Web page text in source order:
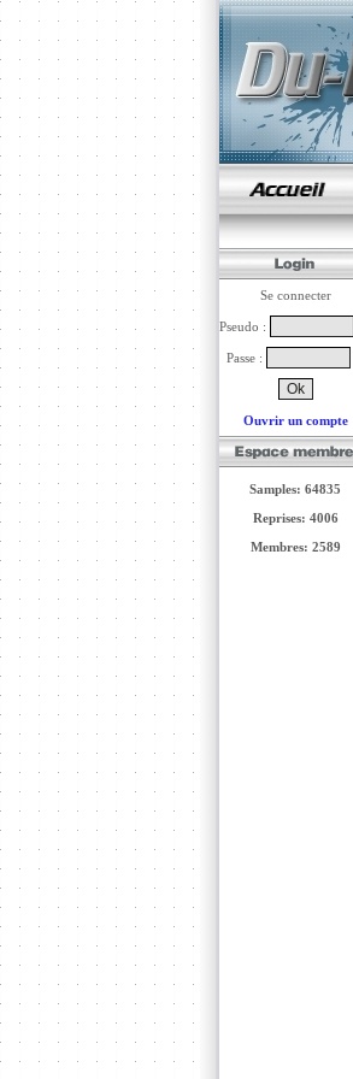
Se connecter
Pseudo :
Passe :
Ouvrir un compte
Samples: 64835
Reprises: 4006
Membres: 2589